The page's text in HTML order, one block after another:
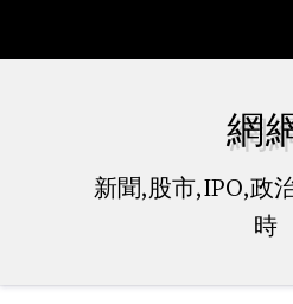
網
新聞,股市,IPO,政
時